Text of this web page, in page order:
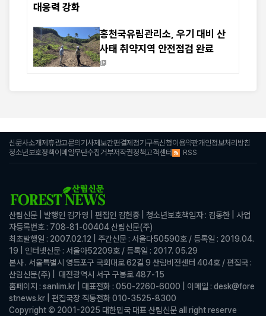
대응력 강화
홍천국유림관리소, 우기 대비 산
사태 취약지역 안전점검 완료
신문사소개제휴광고문의기사제보간편결제정기구독신청이용약관개인정보처리방침
청소년보호정책이메일무단수집거부저작권정책고객센터 RSS
산림신문 | 발행인 김가영 | 편집인 김헌중
청소년보호책임자 : 김동한 | 사업
자등록번호 : 708-81-00404산림신문(주)
최초발행일 : 2007.02.12
| 주간신문 : 서울다50590호 / 등록일 : 2019.04.
19
인터넷신문 : 서울아52209호 / 등록일 : 2017. 05.29
본사 . 서울특별시 영등포구 국회대로 62길 9 산림비전센터 404호 /편집국 :
산림신문(주) | 대전광역시 서구 구봉로 487-15
홈페이지 : sanlim.kr
대표전화 : 050-2260-6000
이메일 : desk@fore
stnews.kr
| 편집국장 직통전화 010-3525-8300
Copyright © 2001-2025 대한민국 대표 산림신문 all right reserve